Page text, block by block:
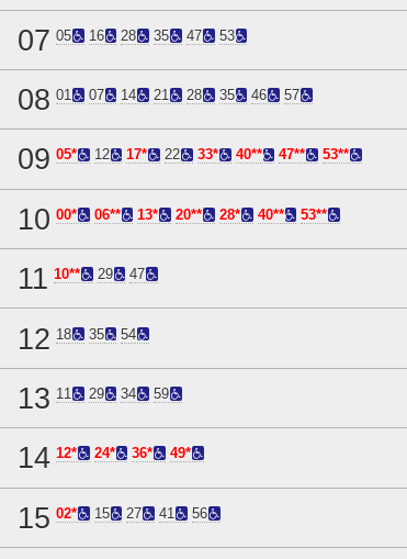
07 05 16 28 35 47 53
08 01 07 14 21 28 35 46 57
09 05* 12 17* 22 33* 40** 47** 53**
10 00* 06** 13* 20** 28* 40** 53**
11 10** 29 47
12 18 35 54
13 11 29 34 59
14 12* 24* 36* 49*
15 02* 15 27 41 56